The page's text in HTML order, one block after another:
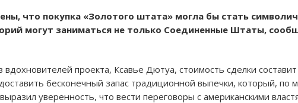
что покупка «Золотого штата» могла бы стать
могут заниматься не только Соединенные Штаты,
проекта, Ксавье Дютуа, стоимость сделки
бесконечный запас традиционной выпечки, который,
уверенность, что вести переговоры с американскими